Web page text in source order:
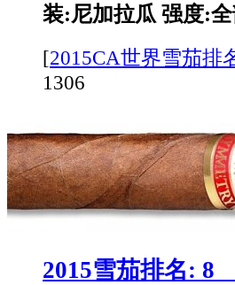
装:尼加拉瓜 强度:全
[2015CA世界雪茄排
1306
2015雪茄排名: 8